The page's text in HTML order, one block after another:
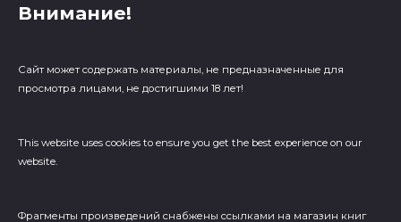
Внимание!
Сайт может содержать материалы, не предназначенные для
просмотра лицами, не достигшими 18 лет!
This website uses cookies to ensure you get the best experience on our
website.
Фрагменты произведений cнабжены ссылками на магазин книг